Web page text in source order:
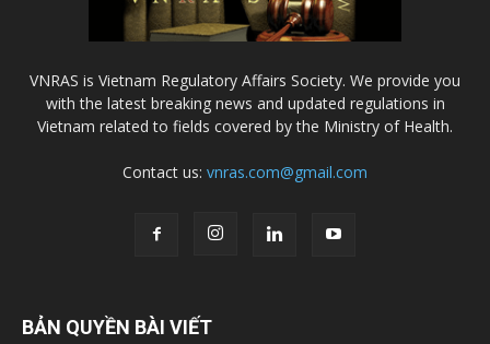
VNRAS is Vietnam Regulatory Affairs Society. We provide you
with the latest breaking news and updated regulations in
Vietnam related to fields covered by the Ministry of Health.
Contact us: vnras.com@gmail.com
BẢN QUYỀN BÀI VIẾT